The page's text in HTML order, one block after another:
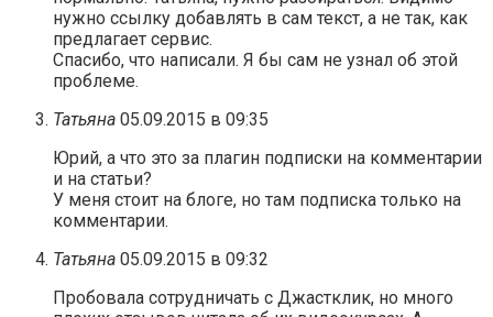
нужно ссылку добавлять в сам текст, а не так, как
предлагает сервис.
Спасибо, что написали. Я бы сам не узнал об этой
проблеме.
Татьяна 05.09.2015 в 09:35
Юрий, а что это за плагин подписки на комментарии
и на статьи?
У меня стоит на блоге, но там подписка только на
комментарии.
Татьяна 05.09.2015 в 09:32
Пробовала сотрудничать с Джастклик, но много